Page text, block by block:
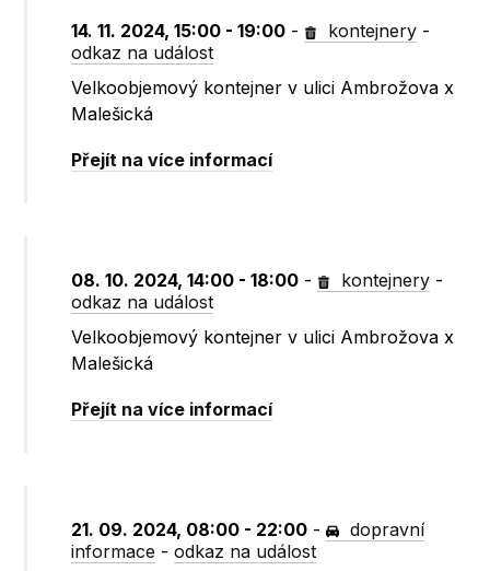
14. 11. 2024, 15:00 - 19:00 - kontejnery -
odkaz na událost
Velkoobjemový kontejner v ulici Ambrožova x
Malešická
Přejít na více informací
08. 10. 2024, 14:00 - 18:00 - kontejnery -
odkaz na událost
Velkoobjemový kontejner v ulici Ambrožova x
Malešická
Přejít na více informací
21. 09. 2024, 08:00 - 22:00 -
dopravní
informace -odkaz na událost